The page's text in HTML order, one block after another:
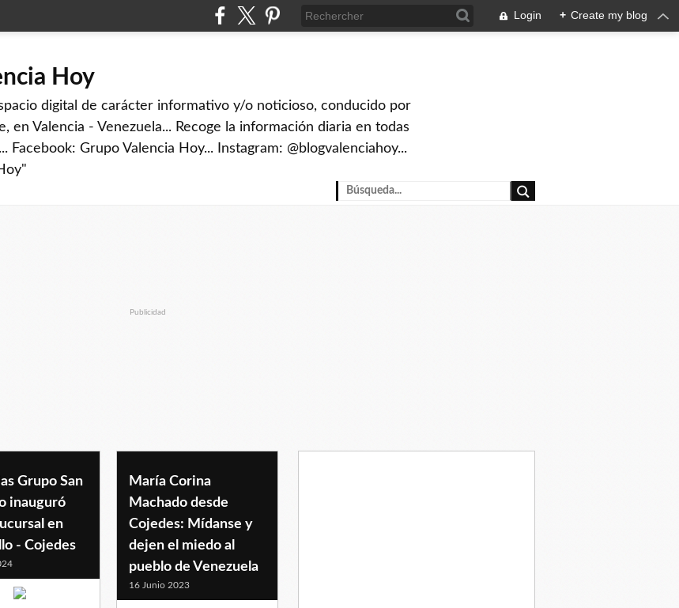
Login + Create my blog
Hoy
digital de carácter informativo y/o noticioso, conducido por
en Valencia - Venezuela... Recoge la información diaria en todas
Facebook: Grupo Valencia Hoy... Instagram: @blogvalenciahoy...
Publicidad
Grupo San
inauguró
en
- Cojedes
María Corina
Machado desde
Cojedes: Mídanse y
dejen el miedo al
pueblo de Venezuela
16 Junio 2023